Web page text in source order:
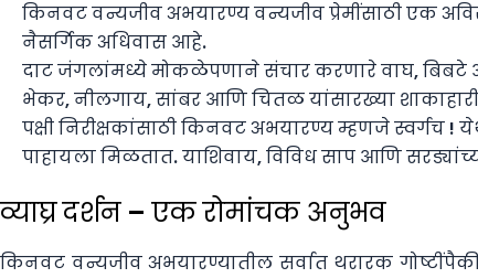
किनवट वन्यजीव अभयारण्य वन्यजीव प्रेमींसाठी एक
नैसर्गिक अधिवास आहे.
दाट जंगलांमध्ये मोकळेपणाने संचार करणारे वाघ,
भेकर, नीलगाय, सांबर आणि चितळ यांसारख्या शाकाहारी
पक्षी निरीक्षकांसाठी किनवट अभयारण्य म्हणजे स्वर्गच !
पाहायला मिळतात. याशिवाय, विविध साप आणि
व्याघ्र दर्शन – एक रोमांचक अनुभव
किनवट वन्यजीव अभयारण्यातील सर्वात थरारक